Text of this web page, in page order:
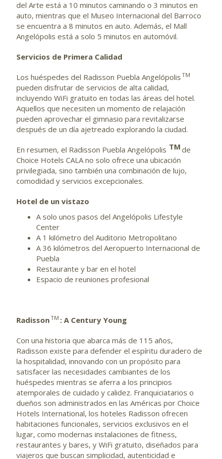
del Arte está a 10 minutos caminando o 3 minutos en
auto, mientras que el Museo Internacional del Barroco
se encuentra a 8 minutos en auto. Además, el Mall
Angelópolis está a solo 5 minutos en automóvil.
Servicios de Primera Calidad
Los huéspedes del Radisson Puebla Angelópolis TM
pueden disfrutar de servicios de alta calidad,
incluyendo WiFi gratuito en todas las áreas del hotel.
Aquellos que necesiten un momento de relajación
pueden aprovechar el gimnasio para revitalizarse
después de un día ajetreado explorando la ciudad.
En resumen, el Radisson Puebla Angelópolis TMde
Choice Hotels CALA no solo ofrece una ubicación
privilegiada, sino también una combinación de lujo,
comodidad y servicios excepcionales.
Hotel de un vistazo
A solo unos pasos del Angelópolis Lifestyle
Center
A 1 kilómetro del Auditorio Metropolitano
A 36 kilómetros del Aeropuerto Internacional de
Puebla
Restaurante y bar en el hotel
Espacio de reuniones profesional
RadissonTM: A Century Young
Con una historia que abarca más de 115 años,
Radisson existe para defender el espíritu duradero de
la hospitalidad, innovando con un propósito para
satisfacer las necesidades cambiantes de los
huéspedes mientras se aferra a los principios
atemporales de cuidado y calidez. Franquiciatarios o
dueños son administrados en las Américas por Choice
Hotels International, los hoteles Radisson ofrecen
habitaciones funcionales, servicios exclusivos en el
lugar, como modernas instalaciones de fitness,
restaurantes y bares, y WiFi gratuito, diseñados para
viajeros que buscan simplicidad, autenticidad e